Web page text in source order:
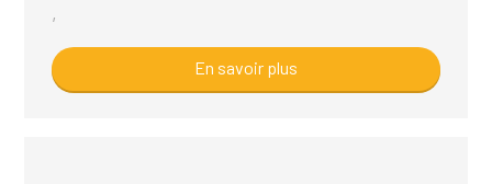
,
En savoir plus